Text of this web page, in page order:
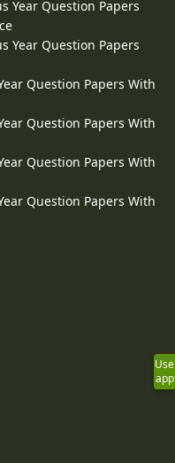
Year Question Papers
Year Question Papers
Question Papers With
Question Papers With
Question Papers With
Question Papers With
Use
app